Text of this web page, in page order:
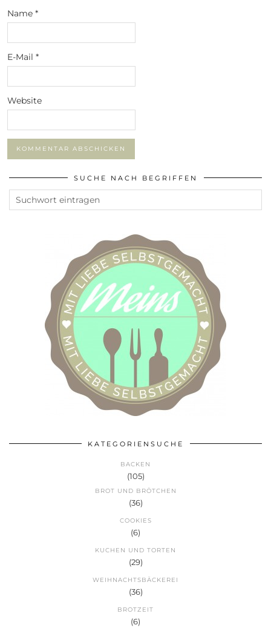
Name *
E-Mail *
Website
SUCHE NACH BEGRIFFEN
KATEGORIENSUCHE
BACKEN
(105)
BROT UND BRÖTCHEN
(36)
COOKIES
(6)
KUCHEN UND TORTEN
(29)
WEIHNACHTSBÄCKEREI
(36)
BROTZEIT
(6)